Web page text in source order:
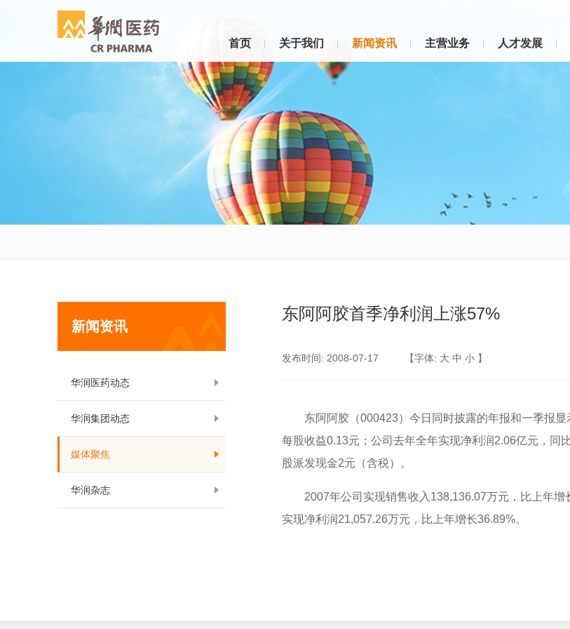
首页 关于我们 新闻资讯 主营业务 人才发展
新闻资讯
华润医药动态
华润集团动态
媒体聚焦
华润杂志
东阿阿胶首季净利润上涨57%
发布时间: 2008-07-17 【字体: 大 中 小 】
东阿阿胶（000423）今日同时披露的年报和一季报显
每股收益0.13元；公司去年全年实现净利润2.06亿元，同
股派发现金2元（含税）。
2007年公司实现销售收入138,136.07万元，比上年增
实现净利润21,057.26万元，比上年增长36.89%。